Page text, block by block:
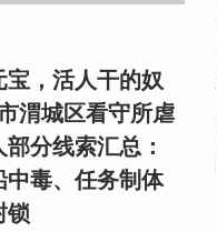
宝，活人干的奴
渭城区看守所虐
分线索汇总：
中毒、任务制体
锁